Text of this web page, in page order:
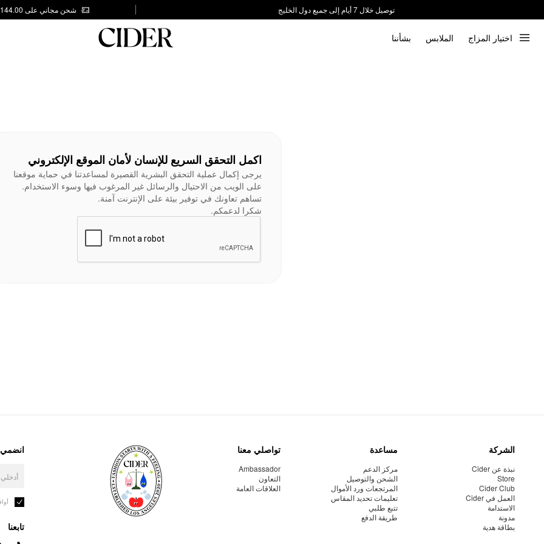
توصيل خلال 7 أيام إلى جميع دول الخليج
شحن مجاني على AED 144.00
اختيار المزاج الملابس بشأننا
اكمل التحقق السريع للإنسان لأمان الموقع الإلكتروني
يرجى إكمال عملية التحقق البشرية القصيرة لمساعدتنا في حماية موقعنا
على الويب من الاحتيال والرسائل غير المرغوب فيها وسوء الاستخدام.
تساهم تعاونك في توفير بيئة على الإنترنت آمنة.
شكرا لدعمكم.
الشركة
نبذة عن Cider
Store
Cider Club
العمل في Cider
الاستدامة
مدونة
بطاقة هدية
مساعدة
مركز الدعم
الشحن والتوصيل
المرتجعات ورد الأموال
تعليمات تحديد المقاس
تتبع طلبي
طريقة الدفع
تواصلي معنا
Ambassador
التعاون
العلاقات العامة
انضمي
تابعنا